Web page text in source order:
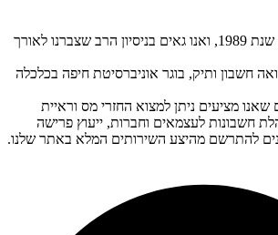
המשרד שלנו פועל מאז שנת 1989, ואנו גאים בניסיון הרב שצברנו לאורך
חשבון ותיק, בוגר אוניברסיטת חיפה בכלכלה
שאנו מציעים ניתן למצוא החזרי מס וראיית
חשבונות לעצמאים וחברות, ייעוץ פרישה
להתרשם מהיצע השירותים המלא באתר שלנו.